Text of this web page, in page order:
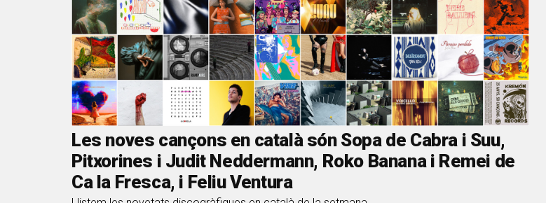
Les noves cançons en català són Sopa de Cabra i Suu,
Pitxorines i Judit Neddermann, Roko Banana i Remei de
Ca la Fresca, i Feliu Ventura